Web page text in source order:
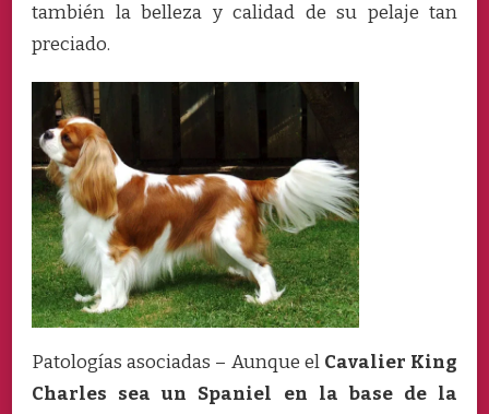
también la belleza y calidad de su pelaje tan
preciado.
Patologías asociadas – Aunque el Cavalier King
Charles sea un Spaniel en la base de la